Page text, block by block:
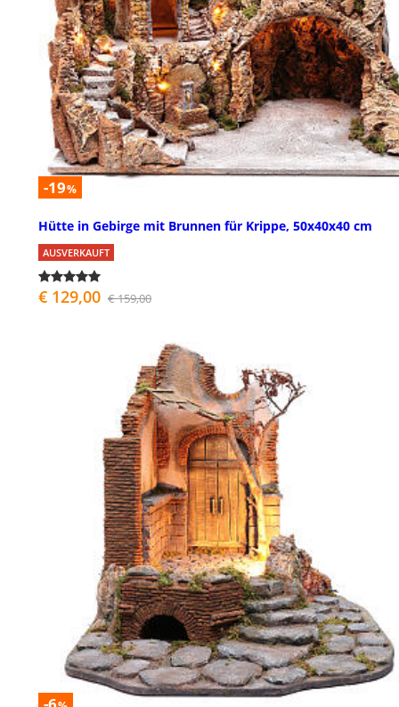
-19%
Hütte in Gebirge mit Brunnen für Krippe, 50x40x40 cm
AUSVERKAUFT
€ 129,00 € 159,00